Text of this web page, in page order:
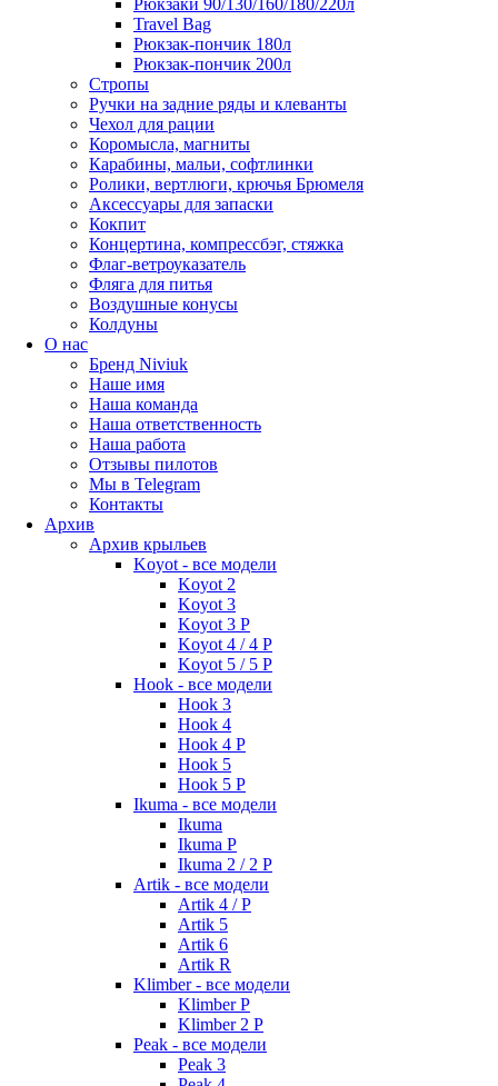
Рюкзаки 90/130/160/180/220л
Travel Bag
Рюкзак-пончик 180л
Рюкзак-пончик 200л
Стропы
Ручки на задние ряды и клеванты
Чехол для рации
Коромысла, магниты
Карабины, мальи, софтлинки
Ролики, вертлюги, крючья Брюмеля
Аксессуары для запаски
Кокпит
Концертина, компрессбэг, стяжка
Флаг-ветроуказатель
Фляга для питья
Воздушные конусы
Колдуны
О нас
Бренд Niviuk
Наше имя
Наша команда
Наша ответственность
Наша работа
Отзывы пилотов
Мы в Telegram
Контакты
Архив
Архив крыльев
Koyot - все модели
Koyot 2
Koyot 3
Koyot 3 P
Koyot 4 / 4 P
Koyot 5 / 5 P
Hook - все модели
Hook 3
Hook 4
Hook 4 P
Hook 5
Hook 5 P
Ikuma - все модели
Ikuma
Ikuma P
Ikuma 2 / 2 P
Artik - все модели
Artik 4 / P
Artik 5
Artik 6
Artik R
Klimber - все модели
Klimber P
Klimber 2 P
Peak - все модели
Peak 3